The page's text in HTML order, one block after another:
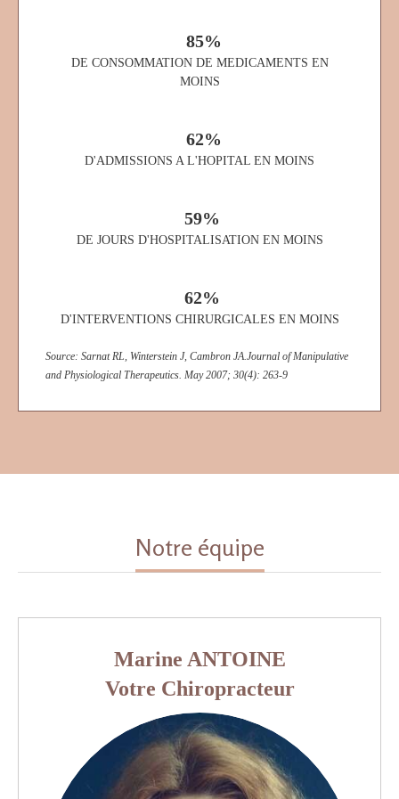
85%
DE CONSOMMATION DE MEDICAMENTS EN
MOINS
62%
D'ADMISSIONS A L'HOPITAL EN MOINS
59%
DE JOURS D'HOSPITALISATION EN MOINS
62%
D'INTERVENTIONS CHIRURGICALES EN MOINS
Source: Sarnat RL, Winterstein J, Cambron JA.Journal of Manipulative
and Physiological Therapeutics. May 2007; 30(4): 263-9
Notre équipe
Marine ANTOINE
Votre Chiropracteur